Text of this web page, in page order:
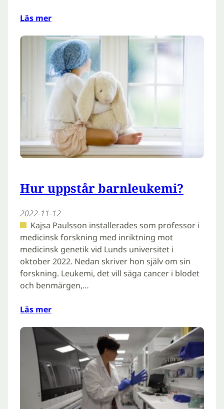
Läs mer
Hur uppstår barnleukemi?
2022-11-12
Kajsa Paulsson installerades som professor i
medicinsk forskning med inriktning mot
medicinsk genetik vid Lunds universitet i
oktober 2022. Nedan skriver hon själv om sin
forskning. Leukemi, det vill säga cancer i blodet
och benmärgen,…
Läs mer